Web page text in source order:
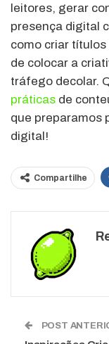
leitores, gerar
presença digital
como criar
de colocar a
tráfego decolar.
práticas de
que preparamos
digital!
Compartilhe
POST